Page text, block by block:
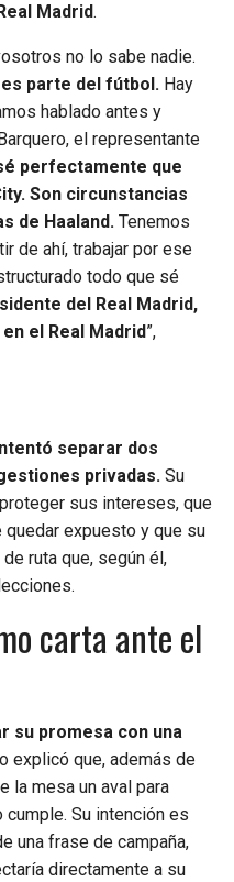
Madrid.
no lo sabe nadie.
parte del fútbol. Hay
hablado antes y
el representante
perfectamente que
Son circunstancias
de Haaland. Tenemos
de ahí, trabajar por ese
todo que sé
del Real Madrid,
el Real Madrid”,
separar dos
privadas. Su
sus intereses, que
quedar expuesto y que su
ruta que, según él,
carta ante el
su promesa con una
explicó que, además de
la mesa un aval para
Su intención es
una frase de campaña,
directamente a su